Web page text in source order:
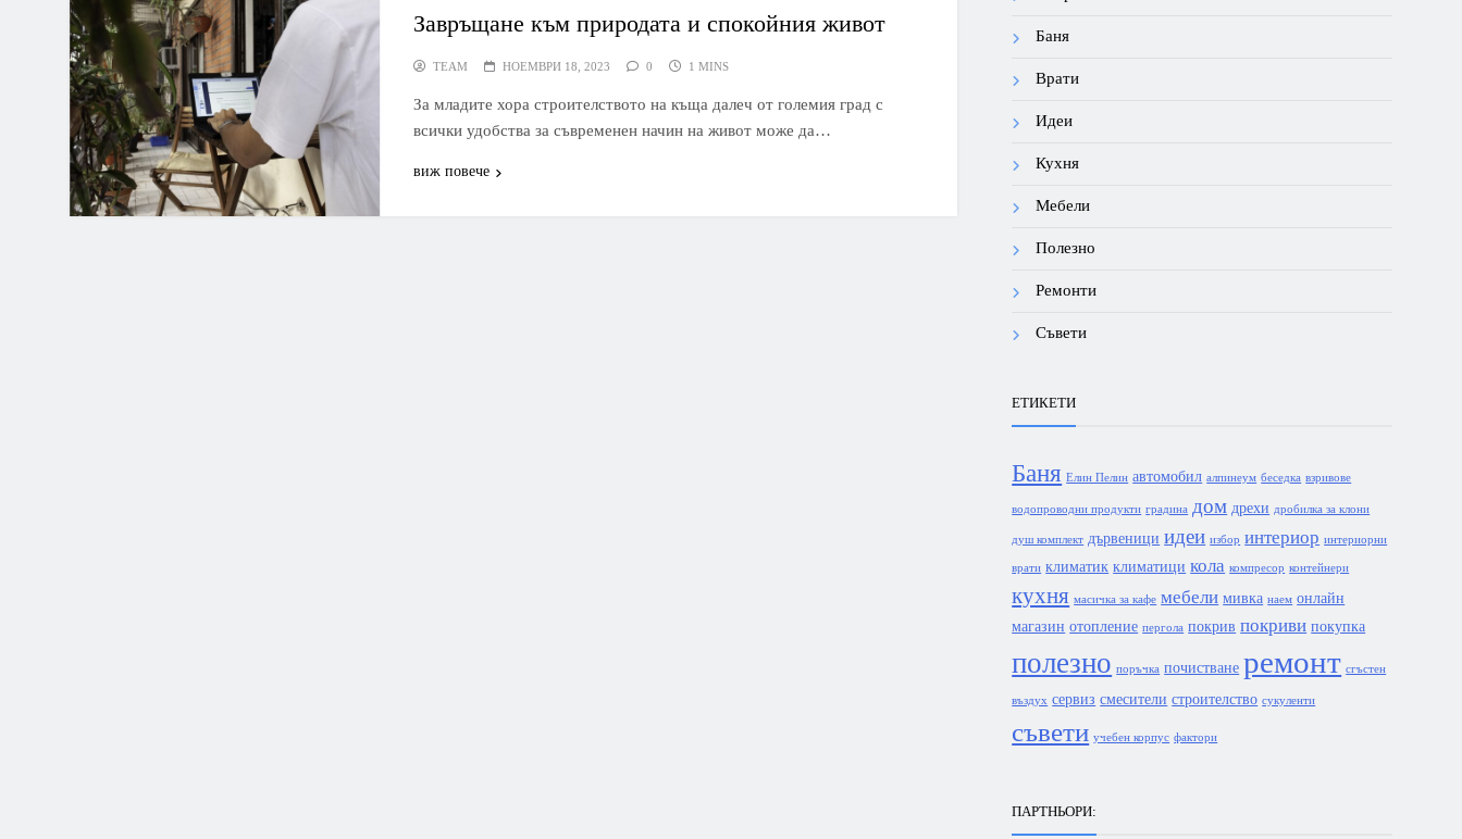
Завръщане към природата и спокойния живот
TEAM НОЕМВРИ 18, 2023 0 1 MINS
За младите хора строителството на къща далеч от големия град с
всички удобства за съвременен начин на живот може да…
виж повече
Баня
Врати
Идеи
Кухня
Мебели
Полезно
Ремонти
Съвети
ЕТИКЕТИ
Баня Елин Пелин автомобил алпинеум беседка взривове
водопроводни продукти градина дом дрехи дробилка за клони
душ комплект дървеници идеи избор интериор интериорни
врати климатик климатици кола компресор контейнери
кухня масичка за кафе мебели мивка наем онлайн
магазин отопление пергола покрив покриви покупка
полезно поръчка почистване ремонт сгъстен
въздух сервиз смесители строителство сукуленти
съвети учебен корпус фактори
ПАРТНЬОРИ: